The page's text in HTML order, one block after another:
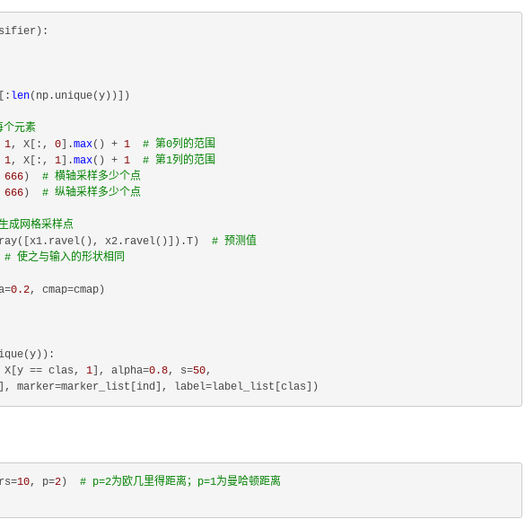
):
len(np.unique(y))])
个元素
1, X[:, 0 ].max() + 1
# 第0列的范围
1, X[:, 1 ].max() + 1
# 第1列的范围
666 ) # 横轴采样多少个点
666 ) # 纵轴采样多少个点
成网格采样点
x2.ravel()]).T)
# 预测值
# 使之与输入的形状相同
0.2, cmap=cmap)
X[y == clas, 1 ], alpha=0.8, s=50,
10, p=2 ) # p=2为欧几里得距离；p=1为曼哈顿距离